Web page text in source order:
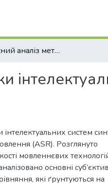
Комплексний аналіз методологій оцінки інтелектуальних систем синтезу та розпізнавання мовлення
систем
(ASR). Розглянуто
мовленнєвих
основні
які ґрунтуються на